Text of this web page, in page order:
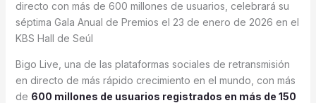
directo con más de 600 millones de usuarios, celebrará su
séptima Gala Anual de Premios el 23 de enero de 2026 en el
KBS Hall de Seúl
Bigo Live, una de las plataformas sociales de retransmisión
en directo de más rápido crecimiento en el mundo, con más
de 600 millones de usuarios registrados en más de 150